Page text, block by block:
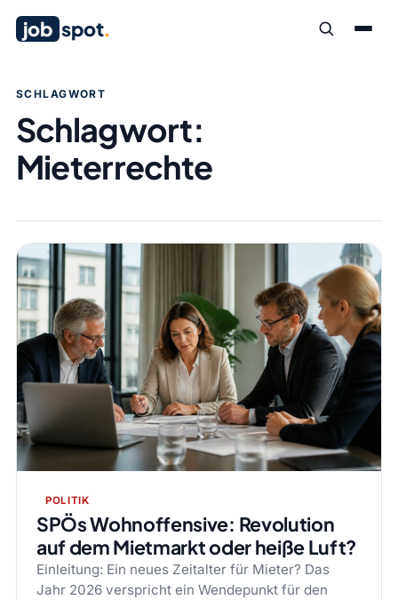
job spot.
SCHLAGWORT
Schlagwort:
Mieterrechte
POLITIK
SPÖs Wohnoffensive: Revolution
auf dem Mietmarkt oder heiße Luft?
Einleitung: Ein neues Zeitalter für Mieter? Das
Jahr 2026 verspricht ein Wendepunkt für den